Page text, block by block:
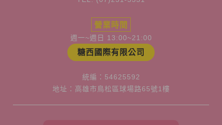
營業時間
週一~週日 13:00~21:00
糖西國際有限公司
統編：54625592
地址：高雄市鳥松區球場路65號1樓